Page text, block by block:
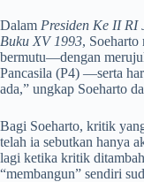
Dalam Presiden Ke II RI
Buku XV 1993,
bermutu―dengan
Pancasila (P4) ―serta
ada,” ungkap Soeharto
Bagi Soeharto, kritik
telah ia sebutkan hanya
lagi ketika kritik
“membangun” sendiri